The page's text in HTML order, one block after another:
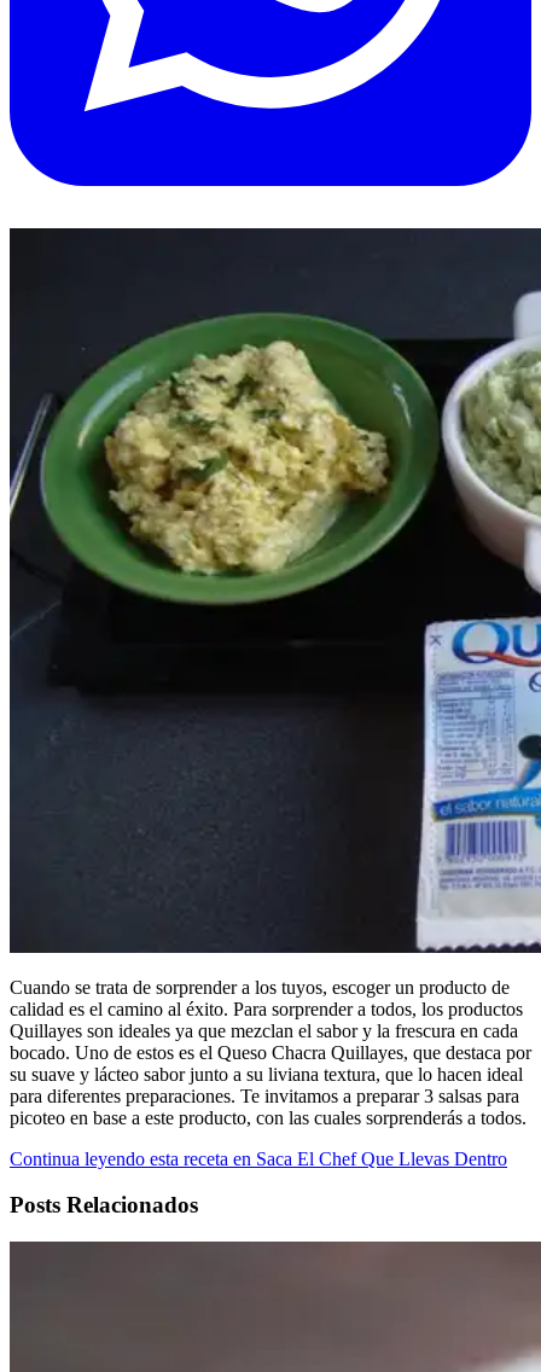
Cuando se trata de sorprender a los tuyos, escoger un producto de
calidad es el camino al éxito. Para sorprender a todos, los productos
Quillayes son ideales ya que mezclan el sabor y la frescura en cada
bocado. Uno de estos es el Queso Chacra Quillayes, que destaca por
su suave y lácteo sabor junto a su liviana textura, que lo hacen ideal
para diferentes preparaciones. Te invitamos a preparar 3 salsas para
picoteo en base a este producto, con las cuales sorprenderás a todos.
Continua leyendo esta receta en Saca El Chef Que Llevas Dentro
Posts Relacionados